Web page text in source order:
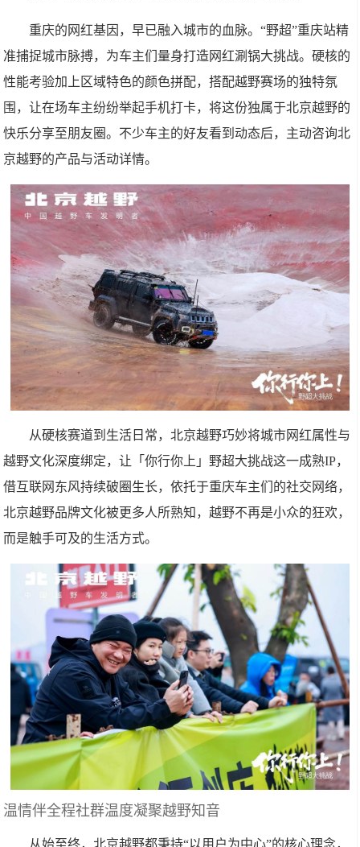
重庆的网红基因，早已融入城市的血脉。“野超”重庆站精
准捕捉城市脉搏，为车主们量身打造网红涮锅大挑战。硬核的
性能考验加上区域特色的颜色拼配，搭配越野赛场的独特氛
围，让在场车主纷纷举起手机打卡，将这份独属于北京越野的
快乐分享至朋友圈。不少车主的好友看到动态后，主动咨询北
京越野的产品与活动详情。
从硬核赛道到生活日常，北京越野巧妙将城市网红属性与
越野文化深度绑定，让「你行你上」野超大挑战这一成熟IP，
借互联网东风持续破圈生长，依托于重庆车主们的社交网络，
北京越野品牌文化被更多人所熟知，越野不再是小众的狂欢，
而是触手可及的生活方式。
温情伴全程社群温度凝聚越野知音
从始至终，北京越野都秉持“以用户为中心”的核心理念，